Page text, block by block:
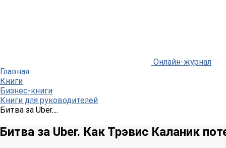
Онлайн-журнал
Главная
Книги
Бизнес-книги
Книги для руководителей
Битва за Uber....
Битва за Uber. Как Трэвис Каланик